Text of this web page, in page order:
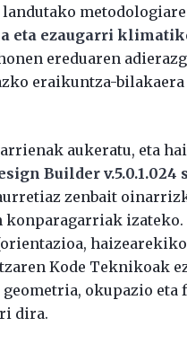
landutako
eta ezaugarri
ereduaren
eraikuntza-
aukeratu, eta
Builder
zenbait
izateko.
Kode Teknikoak
okupazio
dira.